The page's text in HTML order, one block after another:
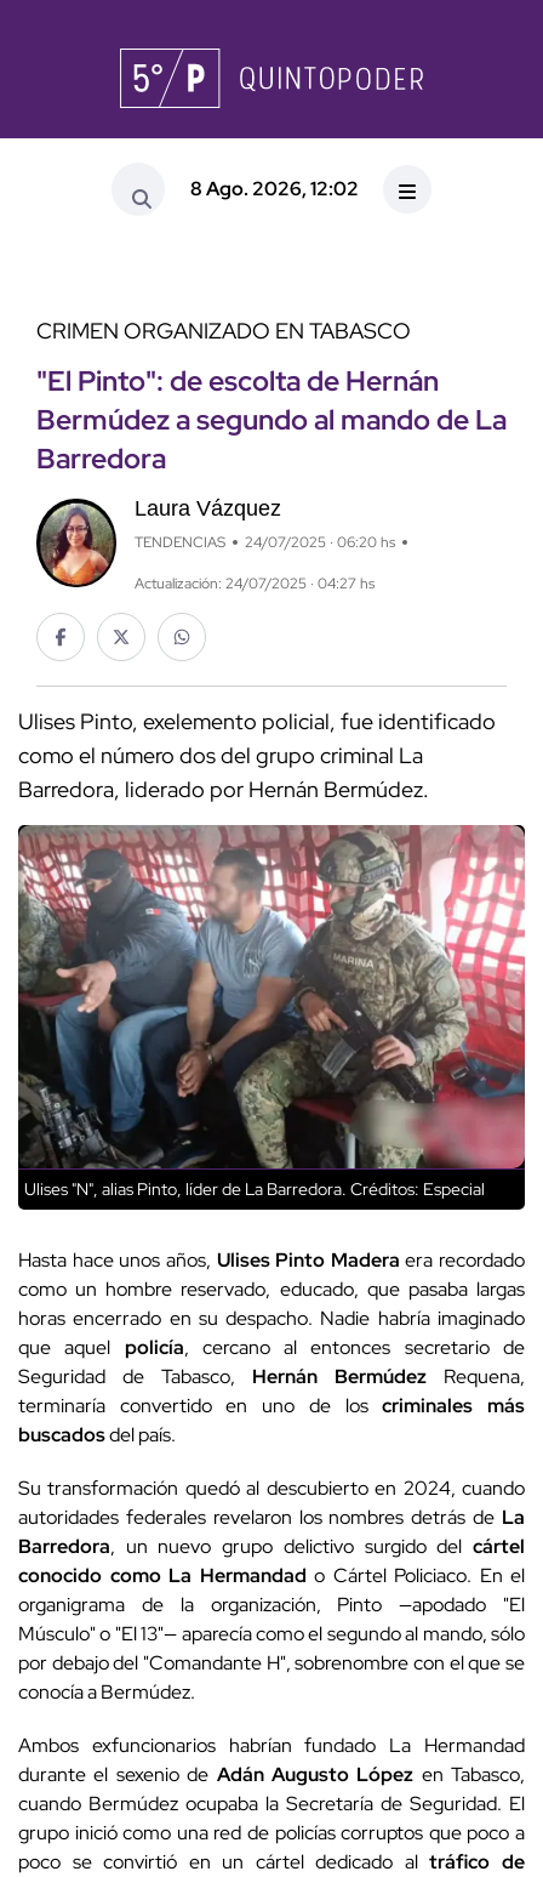
8 Ago. 2026, 12:02
CRIMEN ORGANIZADO EN TABASCO
"El Pinto": de escolta de Hernán
Bermúdez a segundo al mando de La
Barredora
Laura Vázquez
TENDENCIAS 24/07/2025 · 06:20 hs
Actualización: 24/07/2025 · 04:27 hs
Ulises Pinto, exelemento policial, fue identificado
como el número dos del grupo criminal La
Barredora, liderado por Hernán Bermúdez.
Ulises "N", alias Pinto, líder de La Barredora. Créditos: Especial
Hasta hace unos años, Ulises Pinto Madera era recordado
como un hombre reservado, educado, que pasaba largas
horas encerrado en su despacho. Nadie habría imaginado
que aquel policía, cercano al entonces secretario de
Seguridad de Tabasco, Hernán Bermúdez Requena,
terminaría convertido en uno de loscriminales más
buscadosdel país.
Su transformación quedó al descubierto en 2024, cuando
autoridades federales revelaron los nombres detrás de La
Barredora, un nuevo grupo delictivo surgido del cártel
conocido como La Hermandad o Cártel Policiaco. En el
organigrama de la organización, Pinto —apodado "El
Músculo" o "El 13"— aparecía como el segundo al mando, sólo
por debajo del "Comandante H", sobrenombre con el que se
conocía a Bermúdez.
Ambos exfuncionarios habrían fundado La Hermandad
durante el sexenio de Adán Augusto López en Tabasco,
cuando Bermúdez ocupaba la Secretaría de Seguridad. El
grupo inició como una red de policías corruptos que poco a
poco se convirtió en un cártel dedicado altráfico de